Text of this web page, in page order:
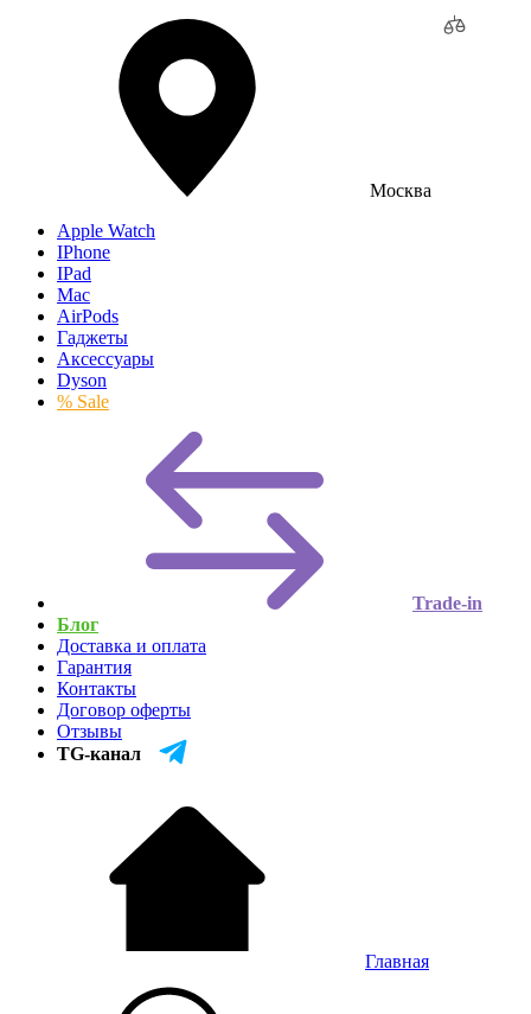
Москва
Apple Watch
IPhone
IPad
Mac
AirPods
Гаджеты
Аксессуары
Dyson
% Sale
Trade-in
Блог
Доставка и оплата
Гарантия
Контакты
Договор оферты
Отзывы
TG-канал
Главная